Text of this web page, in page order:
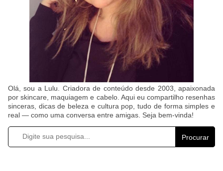
Olá, sou a Lulu. Criadora de conteúdo desde 2003, apaixonada
por skincare, maquiagem e cabelo. Aqui eu compartilho resenhas
sinceras, dicas de beleza e cultura pop, tudo de forma simples e
real — como uma conversa entre amigas. Seja bem-vinda!
Procurar